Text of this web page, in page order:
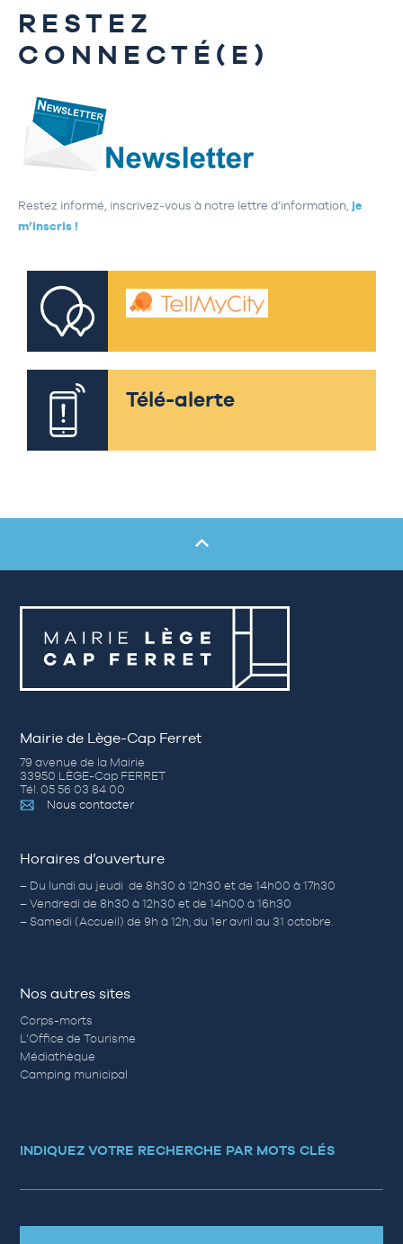
RESTEZ
CONNECTÉ(E)
Restez informé, inscrivez-vous à notre lettre d’information, je
m’inscris !
Télé-alerte
Mairie de Lège-Cap Ferret
79 avenue de la Mairie
33950 LÈGE-Cap FERRET
Tél. 05 56 03 84 00
Nous contacter
Horaires d’ouverture
– Du lundi au jeudi de 8h30 à 12h30 et de 14h00 à 17h30
– Vendredi de 8h30 à 12h30 et de 14h00 à 16h30
– Samedi (Accueil) de 9h à 12h, du 1er avril au 31 octobre.
Nos autres sites
Corps-morts
L’Office de Tourisme
Médiathèque
Camping municipal
INDIQUEZ VOTRE RECHERCHE PAR MOTS CLÉS